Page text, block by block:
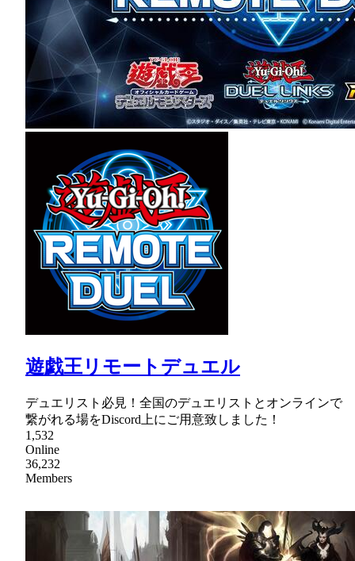
遊戯王リモートデュエル
デュエリスト必見！全国のデュエリストとオンラインで
繋がれる場をDiscord上にご用意致しました！
1,532
Online
36,232
Members